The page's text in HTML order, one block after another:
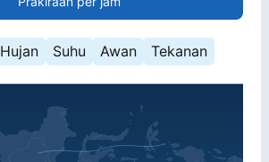
Hujan Suhu Awan Tekanan